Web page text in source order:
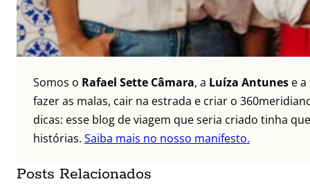
Somos o Rafael Sette Câmara, a Luíza Antunes e a
fazer as malas, cair na estrada e criar o
dicas: esse blog de viagem que seria criado tinha
histórias. Saiba mais no nosso manifesto.
Posts Relacionados